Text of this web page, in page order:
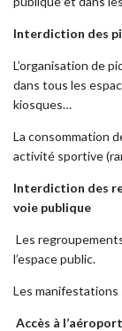
Interdiction des
L’organisation de
dans tous les
kiosques…
La consommation
activité sportive
Interdiction des
voie publique
Les
l’espace public.
Les
Accès à l’aéroport